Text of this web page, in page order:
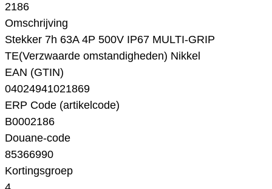
2186
Omschrijving
Stekker 7h 63A 4P 500V IP67 MULTI-GRIP
TE(Verzwaarde omstandigheden) Nikkel
EAN (GTIN)
04024941021869
ERP Code (artikelcode)
B0002186
Douane-code
85366990
Kortingsgroep